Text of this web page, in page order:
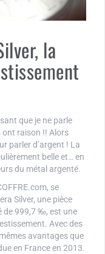
la
que je ne parle
ont raison !! Alors
parler d’argent ! La
belle et… en
du métal argenté.
se
Silver, une pièce
de 999,7 ‰, est une
Avec des
avantages que
en France en 2013.